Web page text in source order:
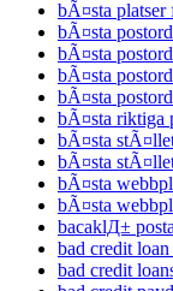
bÃ¤sta platser
bÃ¤sta
bÃ¤sta
bÃ¤sta
bÃ¤sta
bÃ¤sta riktiga
bÃ¤sta
bÃ¤sta
bÃ¤sta
bÃ¤sta
bacaklД±
bad credit
bad credit